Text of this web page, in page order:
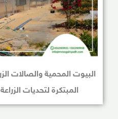
البيوت المحمية والصالات
المبتكرة لتحديات